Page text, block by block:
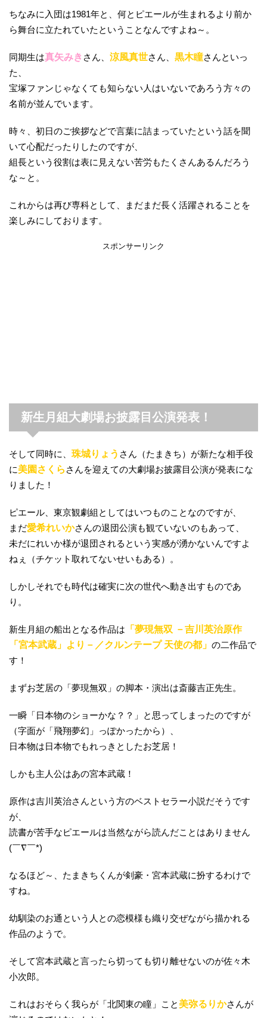
ちなみに入団は1981年と、何とピエールが生まれるより前か
ら舞台に立たれていたということなんですよね～。
同期生は真矢みき さん、 涼風真世さん、 黒木瞳さんといっ
た、
宝塚ファンじゃなくても知らない人はいないであろう方々の
名前が並んでいます。
時々、初日のご挨拶などで言葉に詰まっていたという話を聞
いて心配だったりしたのですが、
組長という役割は表に見えない苦労もたくさんあるんだろう
な～と。
これからは再び専科として、まだまだ長く活躍されることを
楽しみにしております。
スポンサーリンク
新生月組大劇場お披露目公演発表！
そして同時に、 珠城りょう さん（たまきち）が新たな相手役
に美園さくら さんを迎えての大劇場お披露目公演が発表にな
りました！
ピエール、東京観劇組としてはいつものことなのですが、
まだ愛希れいかさんの退団公演も観ていないのもあって、
未だにれいか様が退団されるという実感が湧かないんですよ
ねぇ（チケット取れてないせいもある）。
しかしそれでも時代は確実に次の世代へ動き出すものであ
り。
新生月組の船出となる作品は 「夢現無双 －吉川英治原作
「宮本武蔵」より－／クルンテープ 天使の都」 の二作品で
す！
まずお芝居の「夢現無双」の脚本・演出は斎藤吉正先生。
一瞬「日本物のショーかな？？」と思ってしまったのですが
（字面が「飛翔夢幻」っぽかったから）、
日本物は日本物でもれっきとしたお芝居！
しかも主人公はあの宮本武蔵！
原作は吉川英治さんという方のベストセラー小説だそうです
が、
読書が苦手なピエールは当然ながら読んだことはありません
(￣∇￣*)ゞ
なるほど～、たまきちくんが剣豪・宮本武蔵に扮するわけで
すね。
幼馴染のお通という人との恋模様も織り交ぜながら描かれる
作品のようで。
そして宮本武蔵と言ったら切っても切り離せないのが佐々木
小次郎。
これはおそらく我らが「北関東の瞳」こと 美弥るりかさんが